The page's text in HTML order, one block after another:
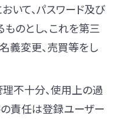
いて、パスワード及び
のとし、これを第三
義変更、売買等をし
不十分、使用上の過
責任は登録ユーザー